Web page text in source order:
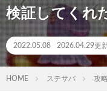
検証してくれ
2022.05.08 2026.04.29更
HOME ステサバ 攻略